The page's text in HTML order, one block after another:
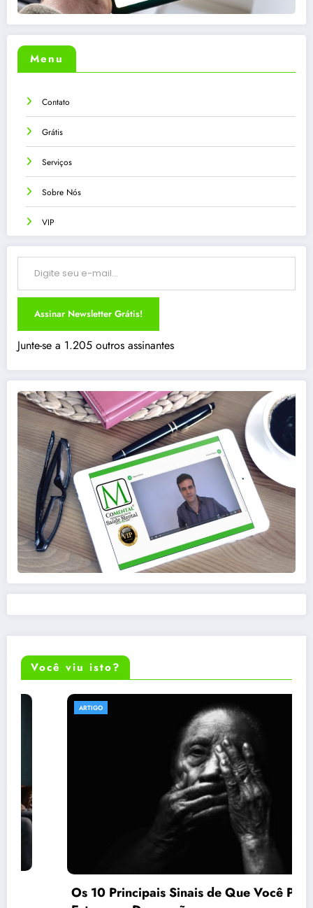
Menu
Contato
Grátis
Serviços
Sobre Nós
VIP
Digite seu e-mail…
Assinar Newsletter Grátis!
Junte-se a 1.205 outros assinantes
Você viu isto?
Sinais de Que Você Pode